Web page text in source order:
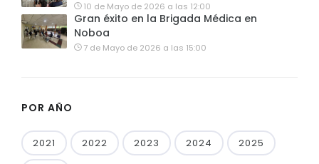
10 de Mayo de 2026 a las 12:00
Gran éxito en la Brigada Médica en
Noboa
7 de Mayo de 2026 a las 15:00
POR AÑO
2021 2022 2023 2024 2025